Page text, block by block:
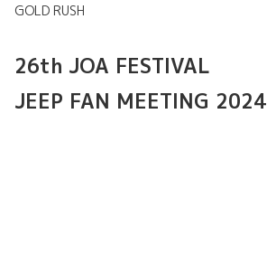
GOLD RUSH
26th JOA FESTIVAL
JEEP FAN MEETING 2024